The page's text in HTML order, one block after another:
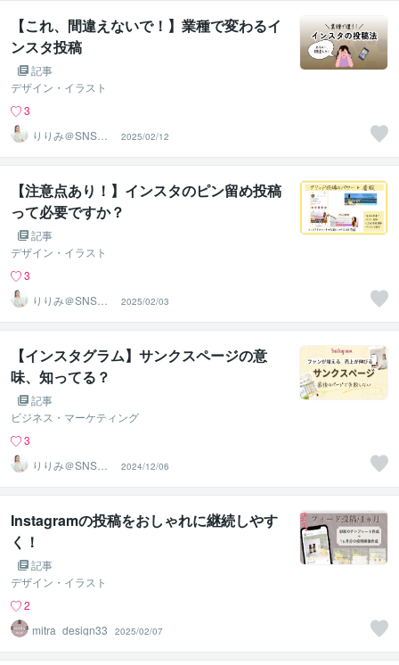
【これ、間違えないで！】業種で変わるイ
ンスタ投稿
記事
デザイン・イラスト
3
りりみ＠SNSイ
ンスタ運用
2025/02/12
【注意点あり！】インスタのピン留め投稿
って必要ですか？
記事
デザイン・イラスト
3
りりみ＠SNSイ
ンスタ運用
2025/02/03
【インスタグラム】サンクスページの意
味、知ってる？
記事
ビジネス・マーケティング
3
りりみ＠SNSイ
ンスタ運用
2024/12/06
Instagramの投稿をおしゃれに継続しやす
く！
記事
デザイン・イラスト
2
mitra_design33
2025/02/07